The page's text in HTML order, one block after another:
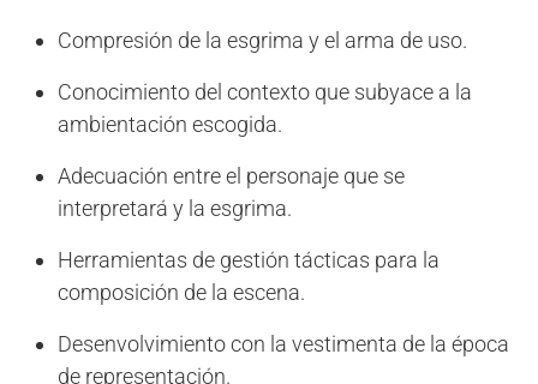
Compresión de la esgrima y el arma de uso.
Conocimiento del contexto que subyace a la
ambientación escogida.
Adecuación entre el personaje que se
interpretará y la esgrima.
Herramientas de gestión tácticas para la
composición de la escena.
Desenvolvimiento con la vestimenta de la época
de representación.